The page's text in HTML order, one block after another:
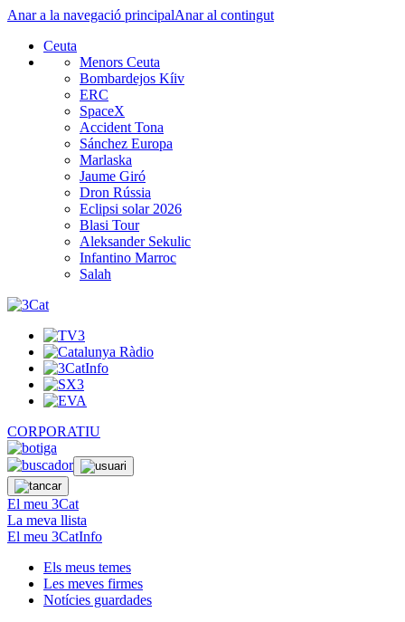
Anar a la navegació principalAnar al contingut
Ceuta
Menors Ceuta
Bombardejos Kíiv
ERC
SpaceX
Accident Tona
Sánchez Europa
Marlaska
Jaume Giró
Dron Rússia
Eclipsi solar 2026
Blasi Tour
Aleksander Sekulic
Infantino Marroc
Salah
CORPORATIU
El meu 3Cat
La meva llista
El meu 3CatInfo
Els meus temes
Les meves firmes
Notícies guardades